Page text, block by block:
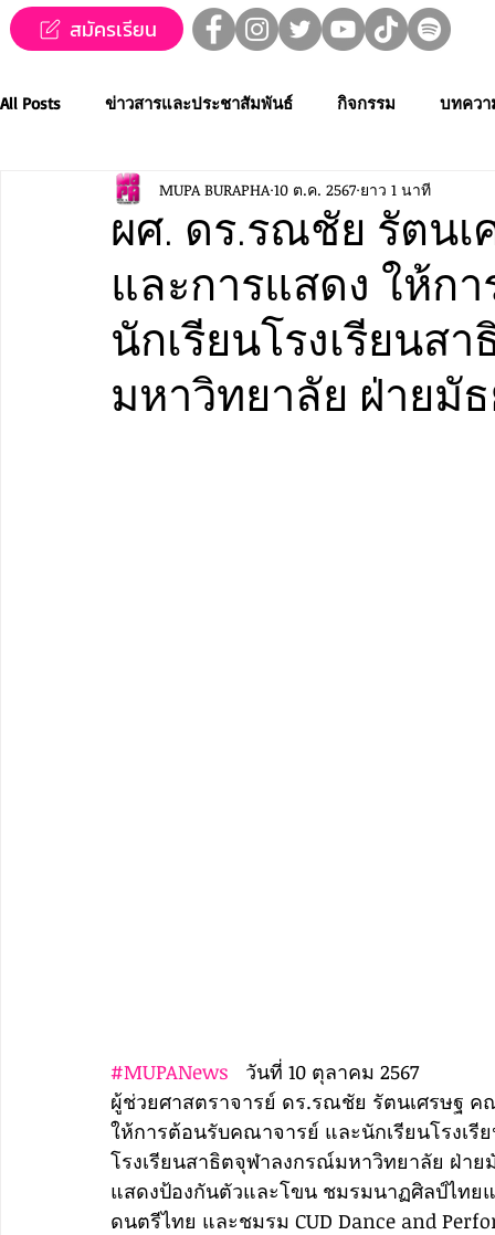
สมัครเรียน
All Posts ข่าวสารและประชาสัมพันธ์ กิจกรรม บทควา
ข่าวทุนการศึกษา MUPA ชวนชม👀🍿 MUPA On
Western Music Applied Performing Art Creative Thai
ผศ. ดร.รณชัย รัตน
และการแสดง ให้ก
นักเรียนโรงเรียนส
มหาวิทยาลัย ฝ่ายมั
MUPA BURAPHA 10 ต.ค. 2567 ยาว 1 นาที
#MUPANews
   วันที่ 10 ตุลาคม 2567
ผู้ช่วยศาสตราจารย์ ดร.รณชัย รัตนเศรษฐ
ให้การต้อนรับคณาจารย์ และนักเรียนโรงเ
โรงเรียนสาธิตจุฬาลงกรณ์มหาวิทยาลัย ฝ่า
แสดงป้องกันตัวและโขน ชมรมนาฏศิลป์ไทย
ดนตรีไทย และชมรม CUD Dance and